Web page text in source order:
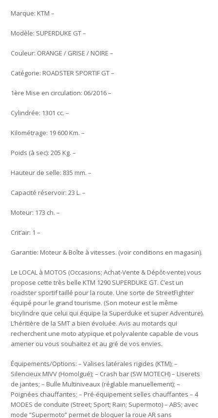
Marque: KTM –
Modèle: SUPERDUKE GT –
Couleur: ORANGE / GRISE / NOIRE –
Catégorie: ROADSTER SPORTIF GT –
1ère Mise en circulation: 06/2016 –
Cylindrée: 1301 cc. –
Kilométrage: 19 600 Km. –
Poids (à sec): 205 Kg. –
Hauteur de selle: 835 mm. –
Capacité réservoir: 23 L. –
Moteur: 173 ch. –
Crit’air: 1 –
Garantie: Moteur & Boîte à vitesses. (voir conditions en magasin).
Le LOCAL à MOTOS (Occasions; Achat-Vente & Dépôt-vente) vous
propose cette très belle KTM 1290 SUPERDUKE GT. C’est un
roadster sportif taillé pour la route. Une sorte de StreetFighter
équipé pour le grand tourisme. (Son moteur est le même
bicylindre que celui qui équipe la Superduke et super Adventure).
L’héritière de la SMT a bien évoluée. Avis au motards qui
recherchent une moto atypique et polyvalente capable de vous
amener ou vous souhaitez et au gré de vos envies.
Équipements/Options: – Valises latérales rigides (KTM); –
Silencieux MIVV (Homolgué); – Crash bar (SW MOTECH) – Liserets
de jantes; – Bulle Multiniveaux (réglable manuellement); –
Poignées chauffantes; – Pré-équipement selles chauffantes – 4
MODES de conduite (Street; Sport; Rain; Supermoto) – ABS; avec
mode “Supermoto” permet de bloquer la roue AR sans